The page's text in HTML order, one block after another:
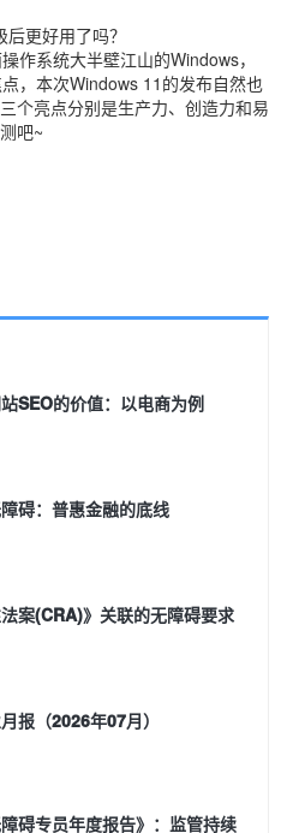
更好用了吗？
作系统大半壁江山的Windows，
，本次Windows 11的发布自然也
个亮点分别是生产力、创造力和易
吧~
SEO的价值：以电商为例
碍：普惠金融的底线
法案(CRA)》关联的无障碍要求
报（2026年07月）
障碍专员年度报告》：监管持续